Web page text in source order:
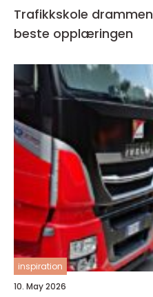
Trafikkskole drammen slik finner du den
beste opplæringen
inspiration
10. May 2026